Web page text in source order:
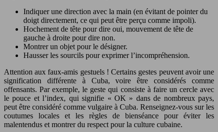
Indiquer une direction avec la main (en évitant de pointer du
doigt directement, ce qui peut être perçu comme impoli).
Hochement de tête pour dire oui, mouvement de tête de
gauche à droite pour dire non.
Montrer un objet pour le désigner.
Hausser les sourcils pour exprimer l’incompréhension.
Attention aux faux-amis gestuels ! Certains gestes peuvent avoir une
signification différente à Cuba, voire être considérés comme
offensants. Par exemple, le geste qui consiste à faire un cercle avec
le pouce et l’index, qui signifie « OK » dans de nombreux pays,
peut être considéré comme vulgaire à Cuba. Renseignez-vous sur les
coutumes locales et les règles de bienséance pour éviter les
malentendus et montrer du respect pour la culture cubaine.